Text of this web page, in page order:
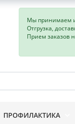
Мы принимаем и
Отгрузка,
Прием заказов
ПРОФИЛАКТИКА